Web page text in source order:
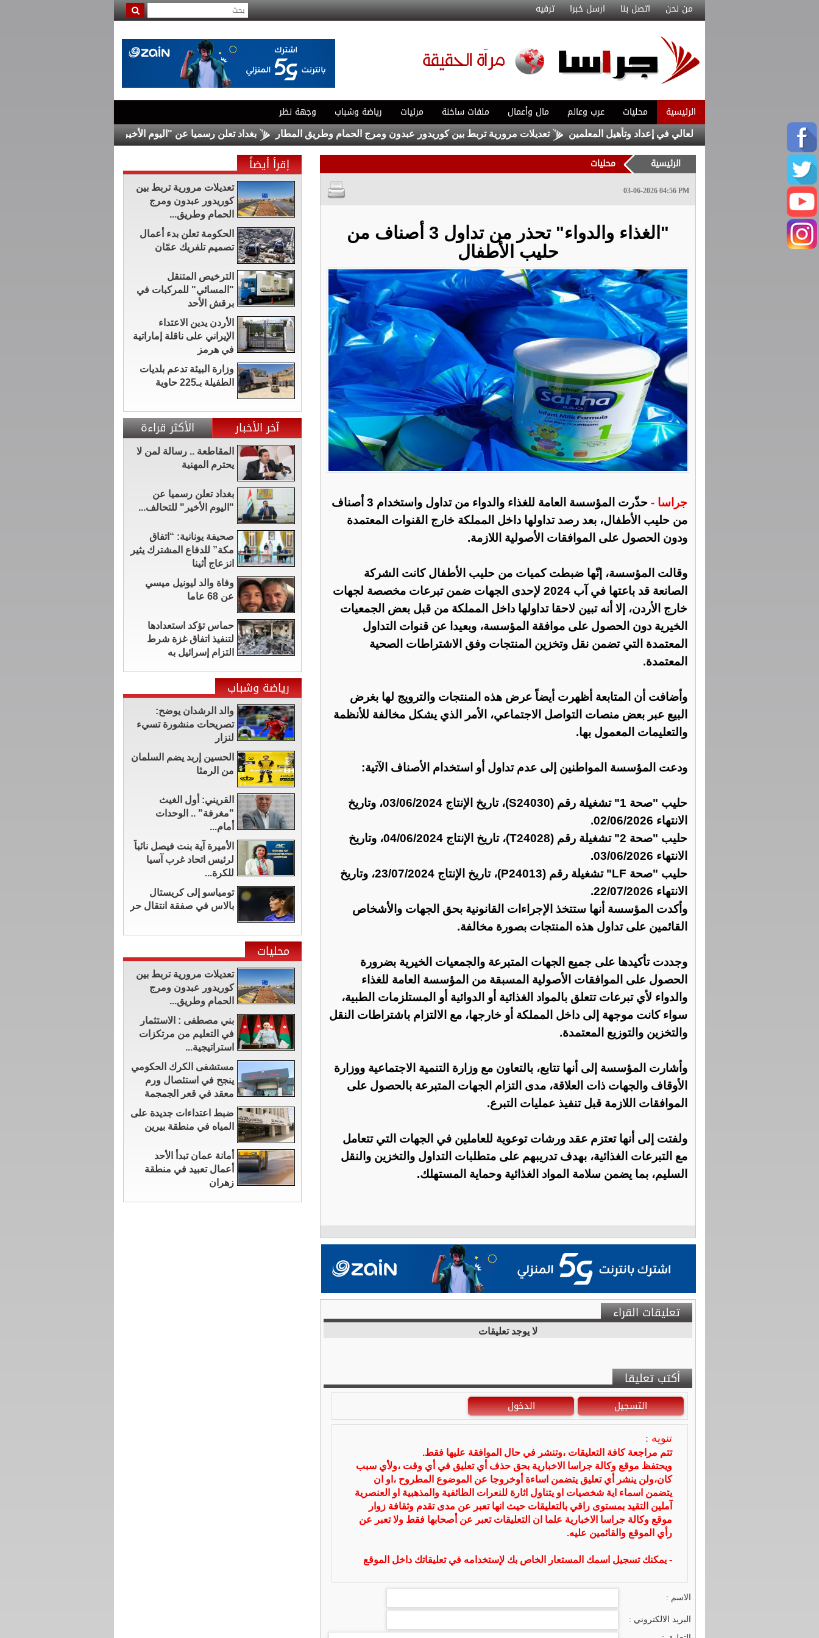
من نحن اتصل بنا ارسل خبرا ترفيه
الرئيسية محليات عرب وعالم مال وأعمال ملفات ساخنة مرئيات رياضة وشباب وجهة نظر
المرشحين للدبلوم العالي في إعداد وتأهيل المعلمين تعديلات مرورية تربط بين كوريدور عبدون ومرج الحمام وطريق المطار بغداد تعلن رسميا عن "اليوم الأخير" للتحالف الدولي في العراق
الرئيسية محليات
03-06-2026 04:56 PM
"الغذاء والدواء" تحذر من تداول 3 أصناف من
حليب الأطفال
جراسا -
حذّرت المؤسسة العامة للغذاء والدواء من تداول واستخدام 3 أصناف
من حليب الأطفال، بعد رصد تداولها داخل المملكة خارج القنوات المعتمدة
ودون الحصول على الموافقات الأصولية اللازمة.
وقالت المؤسسة، إنّها ضبطت كميات من حليب الأطفال كانت الشركة
الصانعة قد باعتها في آب 2024 لإحدى الجهات ضمن تبرعات مخصصة لجهات
خارج الأردن، إلا أنه تبين لاحقا تداولها داخل المملكة من قبل بعض الجمعيات
الخيرية دون الحصول على موافقة المؤسسة، وبعيدا عن قنوات التداول
المعتمدة التي تضمن نقل وتخزين المنتجات وفق الاشتراطات الصحية
المعتمدة.
وأضافت أن المتابعة أظهرت أيضاً عرض هذه المنتجات والترويج لها بغرض
البيع عبر بعض منصات التواصل الاجتماعي، الأمر الذي يشكل مخالفة للأنظمة
والتعليمات المعمول بها.
ودعت المؤسسة المواطنين إلى عدم تداول أو استخدام الأصناف الآتية:
حليب "صحة 1" تشغيلة رقم (S24030)، تاريخ الإنتاج 03/06/2024، وتاريخ
الانتهاء 02/06/2026.
حليب "صحة 2" تشغيلة رقم (T24028)، تاريخ الإنتاج 04/06/2024، وتاريخ
الانتهاء 03/06/2026.
حليب "صحة LF" تشغيلة رقم (P24013)، تاريخ الإنتاج 23/07/2024، وتاريخ
الانتهاء 22/07/2026.
وأكدت المؤسسة أنها ستتخذ الإجراءات القانونية بحق الجهات والأشخاص
القائمين على تداول هذه المنتجات بصورة مخالفة.
وجددت تأكيدها على جميع الجهات المتبرعة والجمعيات الخيرية بضرورة
الحصول على الموافقات الأصولية المسبقة من المؤسسة العامة للغذاء
والدواء لأي تبرعات تتعلق بالمواد الغذائية أو الدوائية أو المستلزمات الطبية،
سواء كانت موجهة إلى داخل المملكة أو خارجها، مع الالتزام باشتراطات النقل
والتخزين والتوزيع المعتمدة.
وأشارت المؤسسة إلى أنها تتابع، بالتعاون مع وزارة التنمية الاجتماعية ووزارة
الأوقاف والجهات ذات العلاقة، مدى التزام الجهات المتبرعة بالحصول على
الموافقات اللازمة قبل تنفيذ عمليات التبرع.
ولفتت إلى أنها تعتزم عقد ورشات توعوية للعاملين في الجهات التي تتعامل
مع التبرعات الغذائية، بهدف تدريبهم على متطلبات التداول والتخزين والنقل
السليم، بما يضمن سلامة المواد الغذائية وحماية المستهلك.
تعليقات القراء
لا يوجد تعليقات
أكتب تعليقا
التسجيل الدخول
تنويه :
تتم مراجعة كافة التعليقات ،وتنشر في حال الموافقة عليها فقط.
ويحتفظ موقع وكالة جراسا الاخبارية بحق حذف أي تعليق في أي وقت ،ولأي سبب
كان،ولن ينشر أي تعليق يتضمن اساءة أوخروجا عن الموضوع المطروح ،او ان
يتضمن اسماء اية شخصيات او يتناول اثارة للنعرات الطائفية والمذهبية او العنصرية
آملين التقيد بمستوى راقي بالتعليقات حيث انها تعبر عن مدى تقدم وثقافة زوار
موقع وكالة جراسا الاخبارية علما ان التعليقات تعبر عن أصحابها فقط ولا تعبر عن
رأي الموقع والقائمين عليه.
- يمكنك تسجيل اسمك المستعار الخاص بك لإستخدامه في تعليقاتك داخل الموقع
الاسم :
البريد الالكتروني :
إقرأ أيضاً
تعديلات مرورية تربط بين
كوريدور عبدون ومرج
الحمام وطريق...
الحكومة تعلن بدء أعمال
تصميم تلفريك عمّان
الترخيص المتنقل
"المسائي" للمركبات في
برقش الأحد
الأردن يدين الاعتداء
الإيراني على ناقلة إماراتية
في هرمز
وزارة البيئة تدعم بلديات
الطفيلة بـ225 حاوية
آخر الأخبار الأكثر قراءة
المقاطعة .. رسالة لمن لا
يحترم المهنية
بغداد تعلن رسميا عن
"اليوم الأخير" للتحالف...
صحيفة يونانية: “اتفاق
مكة” للدفاع المشترك يثير
انزعاج أثينا
وفاة والد ليونيل ميسي
عن 68 عاما
حماس تؤكد استعدادها
لتنفيذ اتفاق غزة شرط
التزام إسرائيل به
رياضة وشباب
والد الرشدان يوضح:
تصريحات منشورة تسيء
لنزار
الحسين إربد يضم السلمان
من الرمثا
القريني: أول الغيث
"مغرفة" .. الوحدات
أمام...
الأميرة آية بنت فيصل نائباً
لرئيس اتحاد غرب آسيا
للكرة...
تومياسو إلى كريستال
بالاس في صفقة انتقال حر
محليات
تعديلات مرورية تربط بين
كوريدور عبدون ومرج
الحمام وطريق...
بني مصطفى : الاستثمار
في التعليم من مرتكزات
استراتيجية...
مستشفى الكرك الحكومي
ينجح في استئصال ورم
معقد في قعر الجمجمة
ضبط اعتداءات جديدة على
المياه في منطقة بيرين
أمانة عمان تبدأ الأحد
أعمال تعبيد في منطقة
زهران